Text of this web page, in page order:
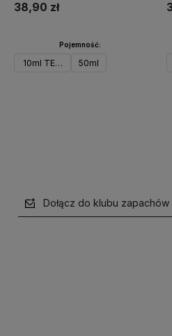
38,90 zł
Pojemność:
10ml TESTER 50ml
Dołącz do klubu